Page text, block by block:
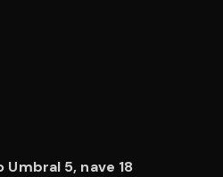
Umbral 5, nave 18